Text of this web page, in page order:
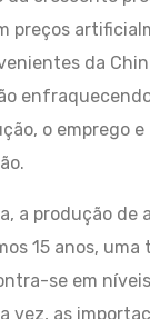
preços
da
o emprego e
a produção de
15 anos, uma
se em
vez, as